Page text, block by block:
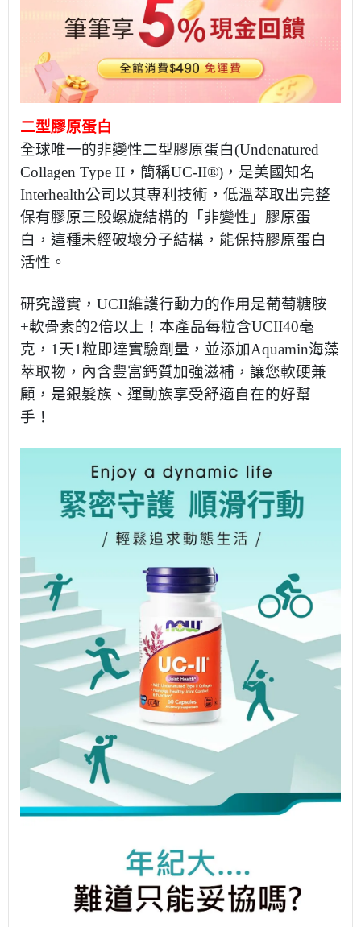
二型膠原蛋白
全球唯一的非變性二型膠原蛋白(Undenatured
Collagen Type II，簡稱UC-II®)，是美國知名
Interhealth公司以其專利技術，低溫萃取出完整
保有膠原三股螺旋結構的「非變性」膠原蛋
白，這種未經破壞分子結構，能保持膠原蛋白
活性。
研究證實，UCII維護行動力的作用是葡萄糖胺
+軟骨素的2倍以上！本產品每粒含UCII40毫
克，1天1粒即達實驗劑量，並添加Aquamin海藻
萃取物，內含豐富鈣質加強滋補，讓您軟硬兼
顧，是銀髮族、運動族享受舒適自在的好幫
手！